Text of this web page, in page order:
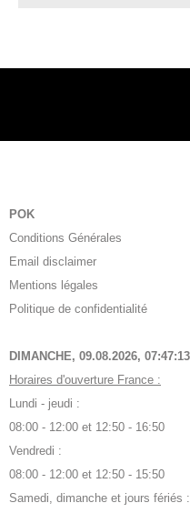
POK
Conditions Générales
Email disclaimer
Mentions légales
Politique de confidentialité
DIMANCHE, 09.08.2026, 07:47:14
Horaires d'ouverture France :
Lundi - jeudi :
08:00 - 12:00 et 12:50 - 16:50
Vendredi :
08:00 - 12:00 et 12:50 - 15:50
Samedi, dimanche et jours fériés :